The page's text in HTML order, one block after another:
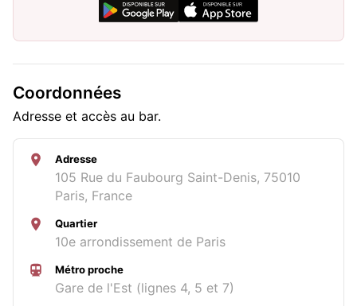
Coordonnées
Adresse et accès au bar.
Adresse
105 Rue du Faubourg Saint-Denis, 75010
Paris, France
Quartier
10e arrondissement de Paris
Métro proche
Gare de l'Est (lignes 4, 5 et 7)